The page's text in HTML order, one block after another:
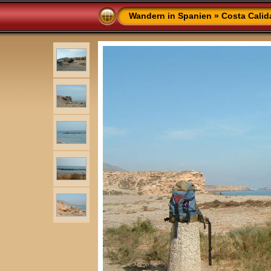
Wandern in Spanien » Costa